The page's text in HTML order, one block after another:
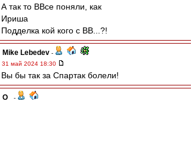
А так то ВВсе поняли, как
Ириша
Подделка кой кого с ВВ...?!
Mike Lebedev -
31 май 2024 18:30
Вы бы так за Спартак болели!
Q_
-